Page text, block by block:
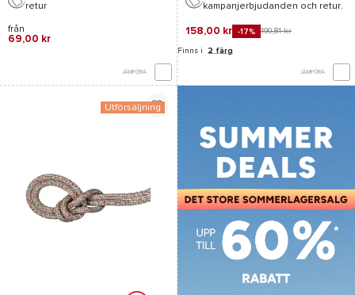
retur
från
69,00 kr
JÄMFÖRA
kampanjerbjudanden och retur.
158,00 kr -17% 190,81 kr
Finns i 2 färg
JÄMFÖRA
Utförsäljning